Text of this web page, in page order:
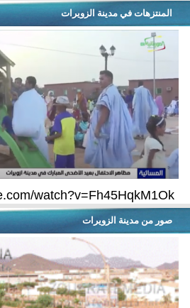
المنتزهات في مدينة الزويرات
watch?v=Fh45HqkM1Ok
صور من مدينة الزويرات